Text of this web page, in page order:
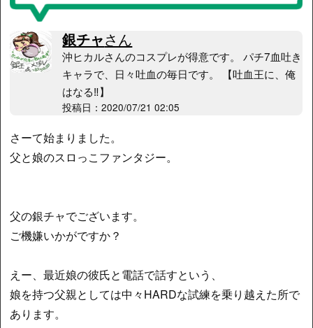
銀チャさん
沖ヒカルさんのコスプレが得意です。 パチ7血吐き
キャラで、日々吐血の毎日です。 【吐血王に、俺
はなる‼︎】
投稿日：2020/07/21 02:05
さーて始まりました。
父と娘のスロっこファンタジー。
父の銀チャでございます。
ご機嫌いかがですか？
えー、最近娘の彼氏と電話で話すという、
娘を持つ父親としては中々HARDな試練を乗り越えた所で
あります。